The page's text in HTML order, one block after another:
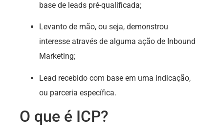
base de leads pré-qualificada;
Levanto de mão, ou seja, demonstrou
interesse através de alguma ação de Inbound
Marketing;
Lead recebido com base em uma indicação,
ou parceria específica.
O que é ICP?